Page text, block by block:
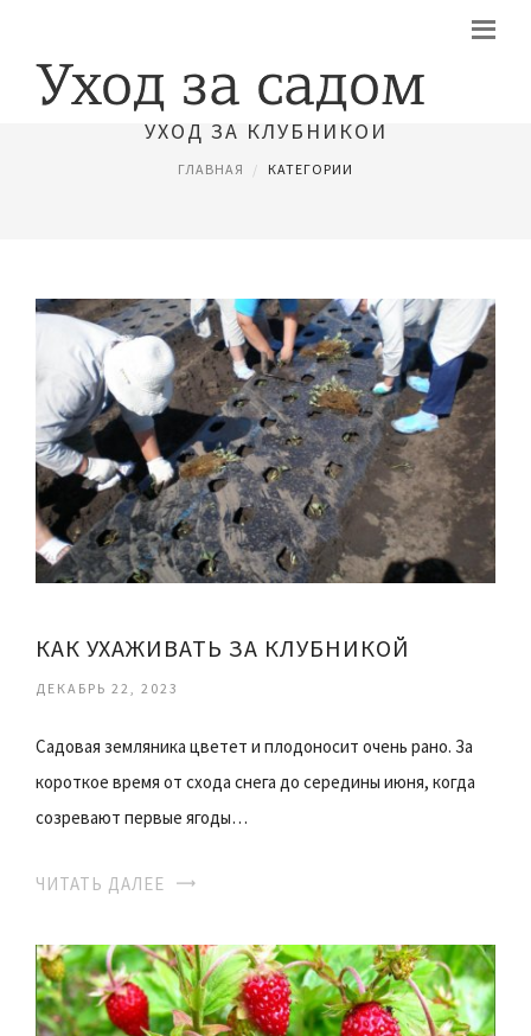
УХОД ЗА КЛУБНИКОЙ
ГЛАВНАЯ КАТЕГОРИИ
КАК УХАЖИВАТЬ ЗА КЛУБНИКОЙ
ДЕКАБРЬ 22, 2023
Садовая земляника цветет и плодоносит очень рано. За
короткое время от схода снега до середины июня, когда
созревают первые ягоды…
ЧИТАТЬ ДАЛЕЕ